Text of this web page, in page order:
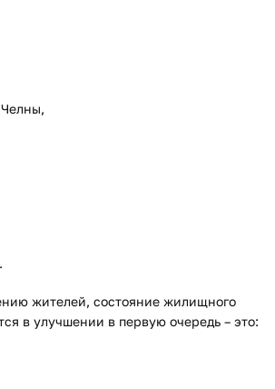
жителей, состояние жилищного
в улучшении в первую очередь – это: